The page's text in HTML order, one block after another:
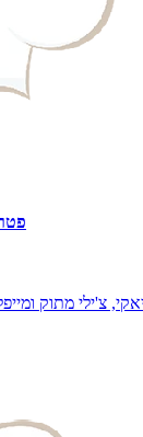
צ'ילי מתוק